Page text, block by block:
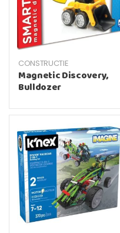
CONSTRUCTIE
Magnetic Discovery,
Bulldozer